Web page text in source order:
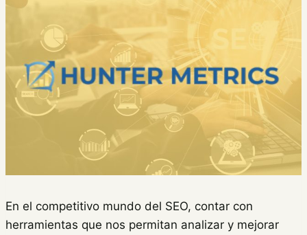
En el competitivo mundo del SEO, contar con
herramientas que nos permitan analizar y mejorar